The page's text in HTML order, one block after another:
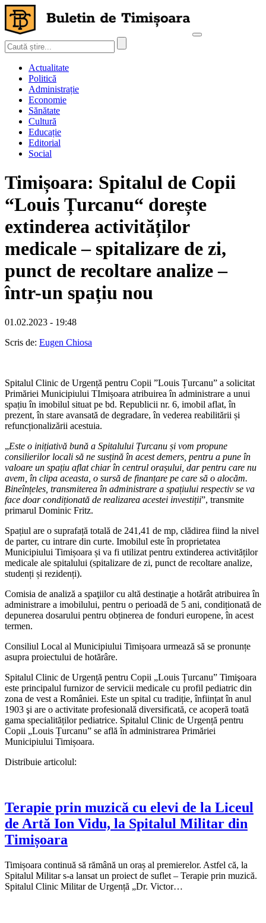
Actualitate
Politică
Administrație
Economie
Sănătate
Cultură
Educație
Editorial
Social
Timișoara: Spitalul de Copii
“Louis Țurcanu“ dorește
extinderea activităților
medicale – spitalizare de zi,
punct de recoltare analize –
într-un spațiu nou
01.02.2023 - 19:48
Scris de: Eugen Chiosa
Spitalul Clinic de Urgență pentru Copii ”Louis Țurcanu” a solicitat
Primăriei Municipiului TImișoara atribuirea în administrare a unui
spațiu în imobilul situat pe bd. Republicii nr. 6, imobil aflat, în
prezent, în stare avansată de degradare, în vederea reabilitării și
refuncționalizării acestuia.
„Este o inițiativă bună a Spitalului Țurcanu și vom propune
consilierilor locali să ne susțină în acest demers, pentru a pune în
valoare un spațiu aflat chiar în centrul orașului, dar pentru care nu
avem, în clipa aceasta, o sursă de finanțare pe care să o alocăm.
Bineînțeles, transmiterea în administrare a spațiului respectiv se va
face doar condiționată de realizarea acestei investiții”, transmite
primarul Dominic Fritz.
Spațiul are o suprafață totală de 241,41 de mp, clădirea fiind la nivel
de parter, cu intrare din curte. Imobilul este în proprietatea
Municipiului Timișoara și va fi utilizat pentru extinderea activităților
medicale ale spitalului (spitalizare de zi, punct de recoltare analize,
studenți și rezidenți).
Comisia de analiză a spaţiilor cu altă destinaţie a hotărât atribuirea în
administrare a imobilului, pentru o perioadă de 5 ani, condiționată de
depunerea dosarului pentru obținerea de fonduri europene, în acest
termen.
Consiliul Local al Municipiului Timișoara urmează să se pronunțe
asupra proiectului de hotărâre.
Spitalul Clinic de Urgență pentru Copii „Louis Țurcanu” Timişoara
este principalul furnizor de servicii medicale cu profil pediatric din
zona de vest a României. Este un spital cu tradiție, înființat în anul
1903 şi are o activitate profesională diversificată, ce acoperă toată
gama specialităților pediatrice. Spitalul Clinic de Urgență pentru
Copii „Louis Țurcanu” se află în administrarea Primăriei
Municipiului Timișoara.
Distribuie articolul:
Terapie prin muzică cu elevi de la Liceul
de Artă Ion Vidu, la Spitalul Militar din
Timișoara
Timișoara continuă să rămână un oraș al premierelor. Astfel că, la
Spitalul Militar s-a lansat un proiect de suflet – Terapie prin muzică.
Spitalul Clinic Militar de Urgență „Dr. Victor…